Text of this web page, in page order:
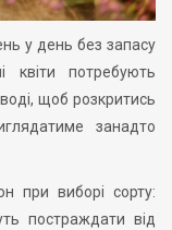
у день без запасу
квіти потребують
щоб розкритись
занадто
при виборі сорту:
постраждати від